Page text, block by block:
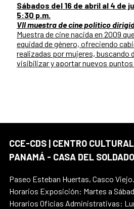
Sábados del 16 de abril al 4 de
5:30 p.m.
VII muestra de cine político
Muestra de cine nacida en 2009
equidad de género, ofreciendo
realizadas por mujeres, buscando
visibilizar y aportar nuevos
CCE-CDS | CENTRO
PANAMÁ - CASA DEL SOLDADO
Paseo Esteban Huertas, Casco
Horarios Exposición: Martes a
Horarios Oficias Administrativas: